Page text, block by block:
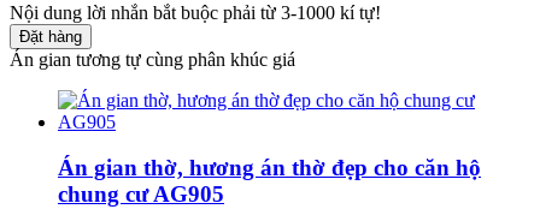
Nội dung lời nhắn bắt buộc phải từ 3-1000 kí tự!
Đặt hàng
Án gian tương tự cùng phân khúc giá
Án gian thờ, hương án thờ đẹp cho căn hộ
chung cư AG905